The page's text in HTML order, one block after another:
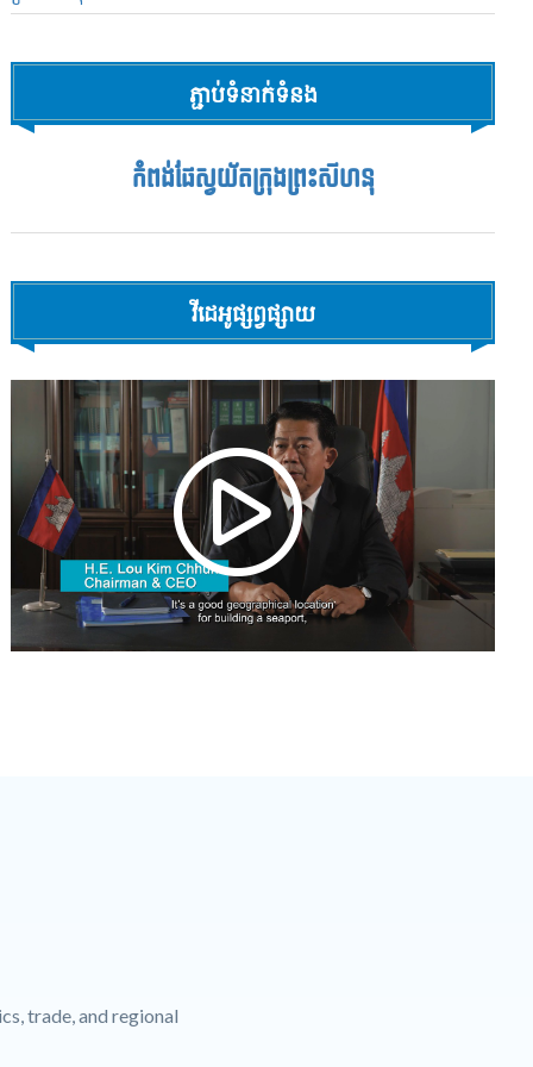
ភ្ជាប់ទំនាក់ទំនង
កំពង់ផែស្វយ័តក្រុងព្រះសីហនុ
វីដេអូផ្សព្វផ្សាយ
trade, and regional